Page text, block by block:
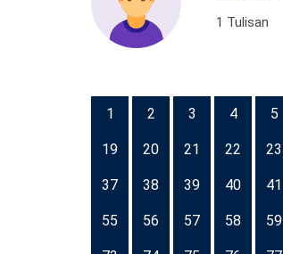
1 Tulisan
1 2 3 4 5
19 20 21 22 23
37 38 39 40 41
55 56 57 58 59